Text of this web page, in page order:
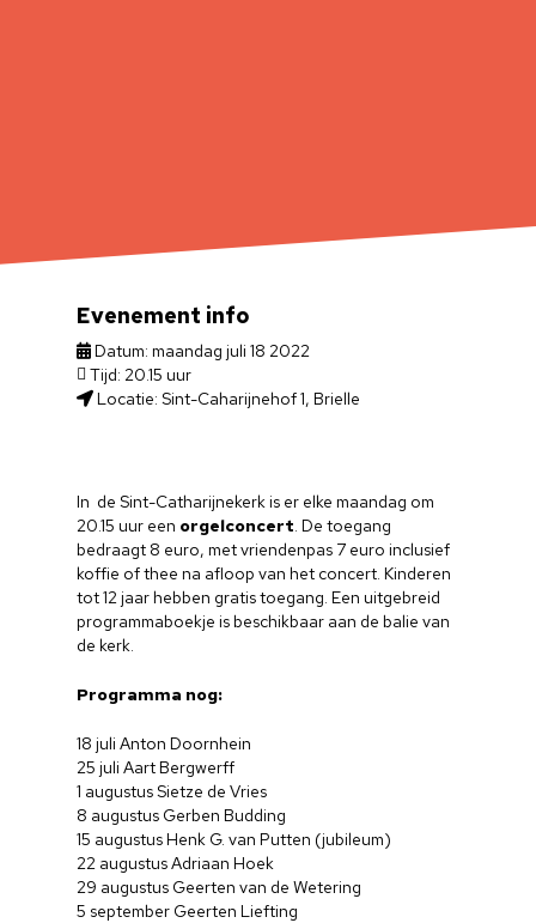
In de Sint-Catharijnekerk is er elke maandag om
20.15 uur een orgelconcert. De toegang
bedraagt 8 euro, met vriendenpas 7 euro inclusief
koffie of thee na afloop van het concert. Kinderen
tot 12 jaar hebben gratis toegang. Een uitgebreid
programmaboekje is beschikbaar aan de balie van
de kerk.
Programma nog:
18 juli Anton Doornhein
25 juli Aart Bergwerff
1 augustus Sietze de Vries
8 augustus Gerben Budding
15 augustus Henk G. van Putten (jubileum)
22 augustus Adriaan Hoek
29 augustus Geerten van de Wetering
5 september Geerten Liefting
Evenement info
Datum: maandag juli 18 2022
Tijd: 20.15 uur
Locatie: Sint-Caharijnehof 1, Brielle